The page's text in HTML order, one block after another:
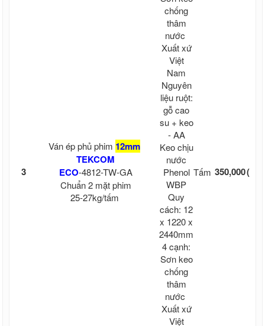
chống
thâm
nước
3
Ván ép phủ phim 12mm
TEKCOM
ECO-4812-TW-GA
Chuẩn 2 mặt phim
25-27kg/tấm
Xuất xứ
Việt
Nam
Nguyên
liệu ruột:
gỗ cao
su + keo
- AA
Keo chịu
nước
Phenol
WBP
Quy
cách: 12
x 1220 x
2440mm
4 cạnh:
Sơn keo
chống
thâm
nước
Tấm 350,000
Xuất xứ
Việt